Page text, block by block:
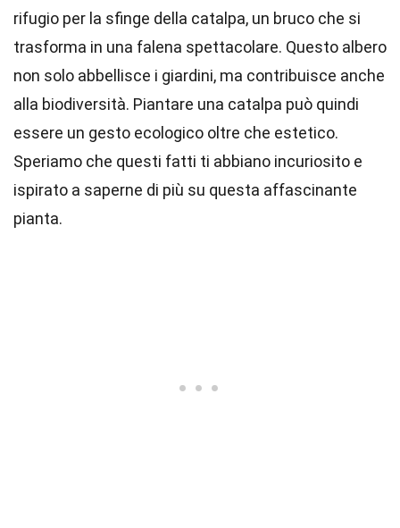
rifugio per la sfinge della catalpa, un bruco che si
trasforma in una falena spettacolare. Questo albero
non solo abbellisce i giardini, ma contribuisce anche
alla biodiversità. Piantare una catalpa può quindi
essere un gesto ecologico oltre che estetico.
Speriamo che questi fatti ti abbiano incuriosito e
ispirato a saperne di più su questa affascinante
pianta.